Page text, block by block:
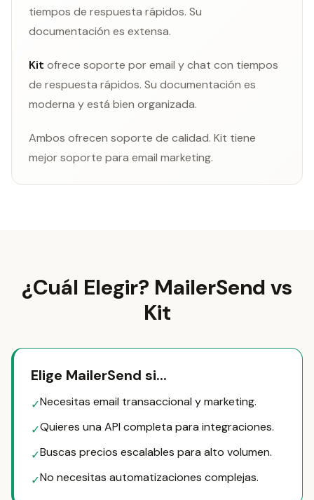
tiempos de respuesta rápidos. Su
documentación es extensa.
Kit ofrece soporte por email y chat con tiempos
de respuesta rápidos. Su documentación es
moderna y está bien organizada.
Ambos ofrecen soporte de calidad. Kit tiene
mejor soporte para email marketing.
¿Cuál Elegir? MailerSend vs
Kit
Elige MailerSend si...
✓Necesitas email transaccional y marketing.
✓Quieres una API completa para integraciones.
✓Buscas precios escalables para alto volumen.
✓No necesitas automatizaciones complejas.